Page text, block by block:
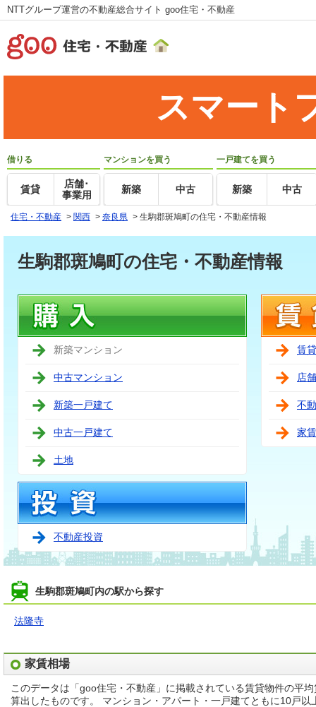
NTTグループ運営の不動産総合サイト goo住宅・不動産
スマート
借りる
賃貸
店舗･
事業用
マンションを買う
新築 中古
一戸建てを買う
新築 中古
住宅・不動産 > 関西 > 奈良県 > 生駒郡斑鳩町の住宅・不動産情報
生駒郡斑鳩町の住宅・不動産情報
新築マンション
中古マンション
新築一戸建て
中古一戸建て
土地
不動産投資
賃
店
不
家
生駒郡斑鳩町内の駅から探す
法隆寺
家賃相場
このデータは「goo住宅・不動産」に掲載されている賃貸物件の平
算出したものです。 マンション・アパート・一戸建てともに10戸